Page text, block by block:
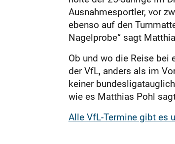
Ausnahmesportler, vor
ebenso auf den
Nagelprobe“ sagt
Ob und wo die Reise bei
der VfL, anders als im
keiner
wie es Matthias Pohl
Alle VfL-Termine gibt es